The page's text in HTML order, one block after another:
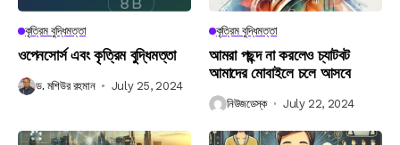
কৃত্রিম বুদ্ধিমত্তা
ওপেনসোর্স এবং কৃত্রিম বুদ্ধিমত্তা
ড. মশিউর রহমান July 25, 2024
কৃত্রিম বুদ্ধিমত্তা
আমরা পছন্দ না করলেও চ্যাটবট
আমাদের মোবাইলে চলে আসবে
নিউজডেস্ক July 22, 2024